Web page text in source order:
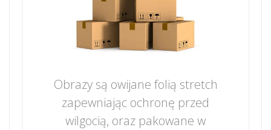
Obrazy są owijane folią stretch
zapewniając ochronę przed
wilgocią, oraz pakowane w